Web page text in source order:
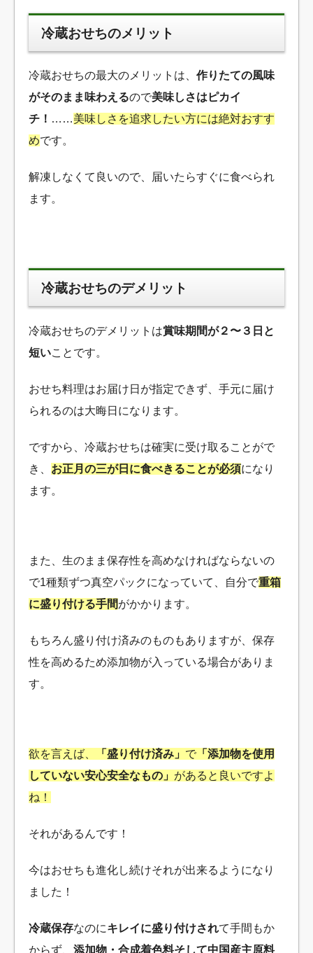
冷蔵おせちのメリット
冷蔵おせちの最大のメリットは、 作りたての風味
がそのまま味わえるので美味しさはピカイ
チ！ ……美味しさを追求したい方には絶対おすす
めです。
解凍しなくて良いので、届いたらすぐに食べられ
ます。
冷蔵おせちのデメリット
冷蔵おせちのデメリットは賞味期間が２〜３日と
短いことです。
おせち料理はお届け日が指定できず、手元に届け
られるのは大晦日になります。
ですから、冷蔵おせちは確実に受け取ることがで
き、 お正月の三が日に食べきることが必須になり
ます。
また、生のまま保存性を高めなければならないの
で1種類ずつ真空パックになっていて、自分で重箱
に盛り付ける手間がかかります。
もちろん盛り付け済みのものもありますが、保存
性を高めるため添加物が入っている場合がありま
す。
欲を言えば、 「盛り付け済み」 で 「添加物を使用
していない安心安全なもの」 があると良いですよ
ね！
それがあるんです！
今はおせちも進化し続けそれが出来るようになり
ました！
冷蔵保存なのにキレイに盛り付けされて手間もか
からず、 添加物・合成着色料そして中国産主原料